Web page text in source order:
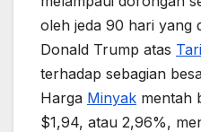
oleh jeda 90 hari yang
Donald Trump atas
terhadap sebagian
Harga Minyak mentah
$1,94, atau 2,96%,